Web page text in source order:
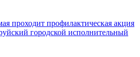
проходит профилактическая акция
городской исполнительный